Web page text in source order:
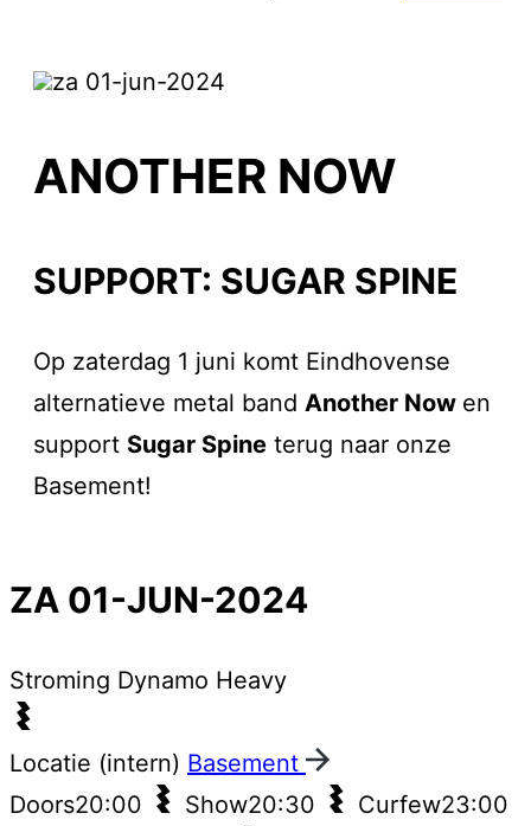
za 01-jun-2024
ANOTHER NOW
SUPPORT: SUGAR SPINE
Op zaterdag 1 juni komt Eindhovense
alternatieve metal band Another Now en
support Sugar Spine terug naar onze
Basement!
ZA 01-JUN-2024
Stroming Dynamo Heavy
Locatie (intern) Basement
Doors20:00 Show20:30 Curfew23:00